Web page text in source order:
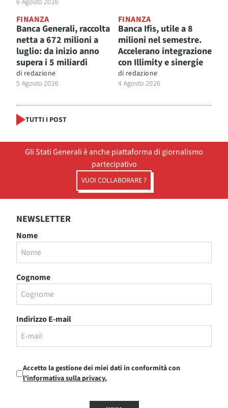
6 Agosto 2026
FINANZA
Banca Generali, raccolta
netta a 672 milioni a
luglio: da inizio anno
supera i 5 miliardi
di redazione
5 Agosto 2026
FINANZA
Banca Ifis, utile a 8
milioni nel semestre.
Accelerano integrazione
con Illimity e sinergie
di redazione
4 Agosto 2026
TUTTI I POST
Gli Stati Generali è anche piattaforma di giornalismo
partecipativo
VUOI COLLABORARE ?
NEWSLETTER
Nome
Cognome
Indirizzo E-mail
Accetto la gestione dei miei dati in conformità con
l'informativa sulla privacy.